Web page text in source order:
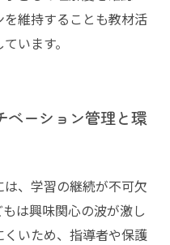
維持することも教材活
います。
ベーション管理と環
、学習の継続が不可欠
は興味関心の波が激し
いため、指導者や保護